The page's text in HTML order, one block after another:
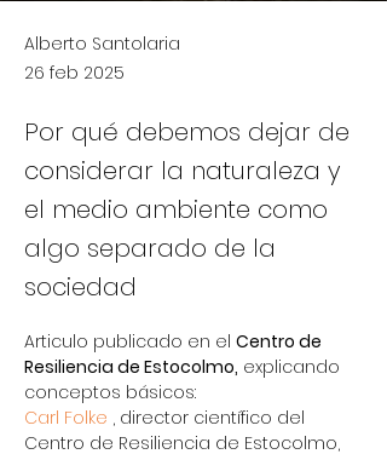
Alberto Santolaria
26 feb 2025
Por qué debemos dejar de
considerar la naturaleza y
el medio ambiente como
algo separado de la
sociedad
Articulo publicado en el Centro de
Resiliencia de Estocolmo, explicando
conceptos básicos:
Carl Folke , director científico del
Centro de Resiliencia de Estocolmo,